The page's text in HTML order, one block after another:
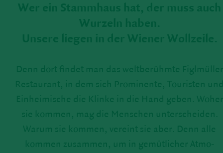
Wer ein Stamm­haus hat, der muss auch
Wurzeln haben.
Unsere liegen in der Wiener Woll­zeile.
Denn dort findet man das welt­be­rühmte Figl­müller
Restau­rant, in dem sich Promi­nente, Touristen
Einhei­mi­sche die Klinke in die Hand geben. Woher
sie kommen, mag die Menschen unter­scheiden.
Warum sie kommen, vereint sie aber. Denn alle
kommen zusammen, um in gemüt­li­cher Atmo­